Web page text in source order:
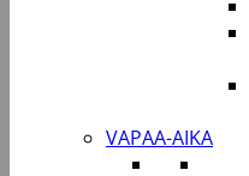
VAPAA-AIKA